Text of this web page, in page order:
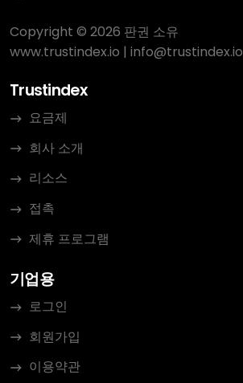
Copyright © 2026 판권 소유
www.trustindex.io | info@trustindex.io
Trustindex
요금제
회사 소개
리소스
접촉
제휴 프로그램
기업용
로그인
회원가입
이용약관